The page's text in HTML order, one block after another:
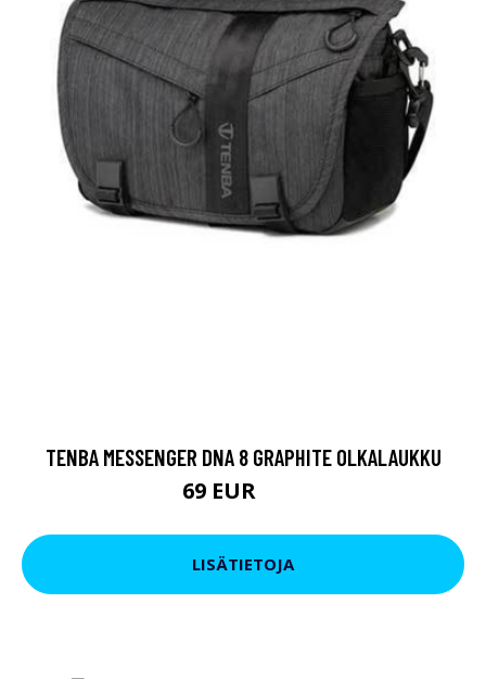
TENBA MESSENGER DNA 8 GRAPHITE OLKALAUKKU
69 EUR
LISÄTIETOJA